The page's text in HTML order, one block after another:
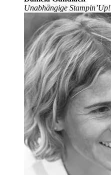
Unabhängige Stampin’Up!